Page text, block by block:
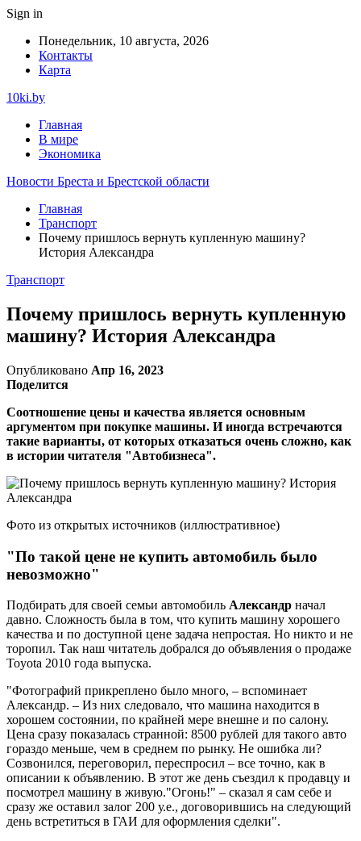
Sign in
Понедельник, 10 августа, 2026
Контакты
Карта
10ki.by
Главная
В мире
Экономика
Новости Бреста и Брестской области
Главная
Транспорт
Почему пришлось вернуть купленную машину?
История Александра
Транспорт
Почему пришлось вернуть купленную
машину? История Александра
Опубликовано Апр 16, 2023
Поделится
Соотношение цены и качества является основным
аргументом при покупке машины. И иногда встречаются
такие варианты, от которых отказаться очень сложно, как
в истории читателя "Автобизнеса".
Фото из открытых источников (иллюстративное)
"По такой цене не купить автомобиль было
невозможно"
Подбирать для своей семьи автомобиль Александр начал
давно. Сложность была в том, что купить машину хорошего
качества и по доступной цене задача непростая. Но никто и не
торопил. Так наш читатель добрался до объявления о продаже
Toyota 2010 года выпуска.
"Фотографий прикреплено было много, – вспоминает
Александр. – Из них следовало, что машина находится в
хорошем состоянии, по крайней мере внешне и по салону.
Цена сразу показалась странной: 8500 рублей для такого авто
гораздо меньше, чем в среднем по рынку. Не ошибка ли?
Созвонился, переговорил, переспросил – все точно, как в
описании к объявлению. В этот же день съездил к продавцу и
посмотрел машину в живую."Огонь!" – сказал я сам себе и
сразу же оставил залог 200 у.е., договорившись на следующий
день встретиться в ГАИ для оформления сделки".